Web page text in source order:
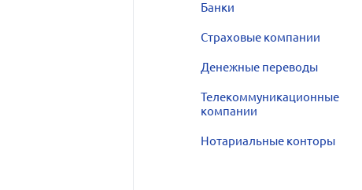
Банки
Страховые компании
Денежные переводы
Телекоммуникационные
компании
Нотариальные конторы